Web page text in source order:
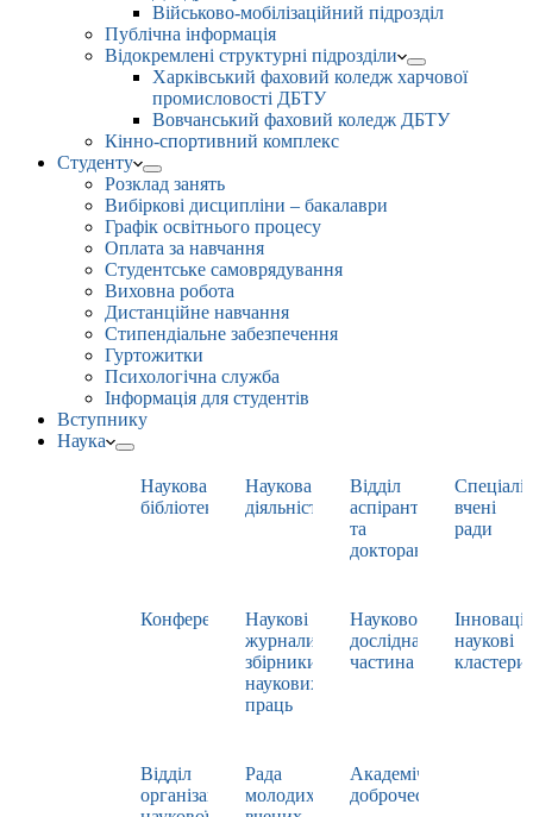
Військово-мобілізаційний підрозділ
Публічна інформація
Відокремлені структурні підрозділи
Харківський фаховий коледж харчової
промисловості ДБТУ
Вовчанський фаховий коледж ДБТУ
Кінно-спортивний комплекс
Студенту
Розклад занять
Вибіркові дисципліни – бакалаври
Графік освітнього процесу
Оплата за навчання
Студентське самоврядування
Виховна робота
Дистанційне навчання
Стипендіальне забезпечення
Гуртожитки
Психологічна служба
Інформація для студентів
Вступнику
Наука
Наукова
бібліотека
Наукова
діяльність
Відділ
аспірантури
та
докторантури
вчені
ради
Конференції
Наукові
журнали,
збірники
наукових
праць
Науково-
дослідна
частина
наукові
кластери
Відділ
організації
Рада
молодих
Академічна
доброчесність